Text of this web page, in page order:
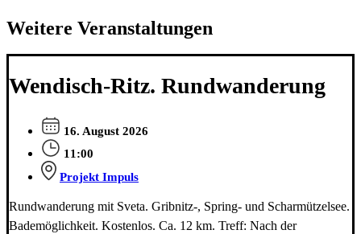
Weitere Veranstaltungen
Wendisch-Ritz. Rundwanderung
16. August 2026
11:00
Projekt Impuls
Rundwanderung mit Sveta. Gribnitz-, Spring- und Scharmützelsee.
Bademöglichkeit. Kostenlos. Ca. 12 km. Treff: Nach der